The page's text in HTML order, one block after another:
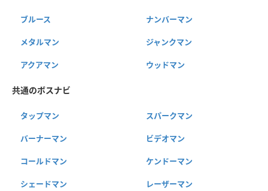
ブルース ナンバーマン
メタルマン ジャンクマン
アクアマン ウッドマン
共通のボスナビ
タップマン スパークマン
バーナーマン ビデオマン
コールドマン ケンドーマン
シェードマン レーザーマン